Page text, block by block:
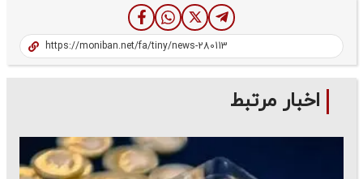
اخبار مرتبط